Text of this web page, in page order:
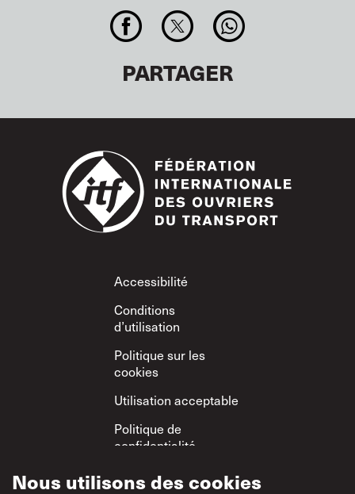
PARTAGER
Footer
Accessibilité
Conditions
d’utilisation
Politique sur les
cookies
Utilisation acceptable
Politique de
confidentialité
Politique sur le
respect mutuel
Nous utilisons des cookies